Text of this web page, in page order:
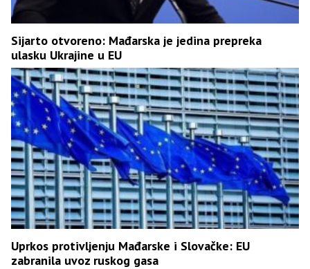
Sijarto otvoreno: Mađarska je jedina prepreka
ulasku Ukrajine u EU
Uprkos protivljenju Mađarske i Slovačke: EU
zabranila uvoz ruskog gasa